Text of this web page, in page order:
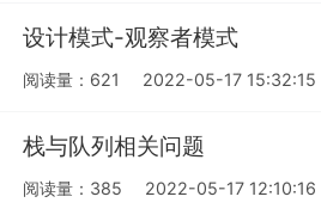
设计模式-观察者模式
阅读量：621 2022-05-17 15:32:15
栈与队列相关问题
阅读量：385 2022-05-17 12:10:16